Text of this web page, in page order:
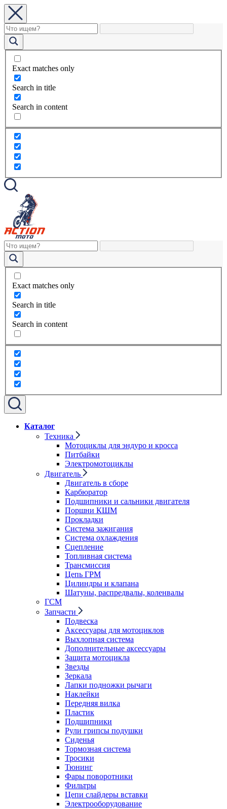
Exact matches only
Search in title
Search in content
Exact matches only
Search in title
Search in content
Каталог
Техника
Мотоциклы для эндуро и кросса
Питбайки
Электромотоциклы
Двигатель
Двигатель в сборе
Карбюратор
Подшипники и сальники двигателя
Поршни КШМ
Прокладки
Система зажигания
Система охлаждения
Сцепление
Топливная система
Трансмиссия
Цепь ГРМ
Цилиндры и клапана
Шатуны, распредвалы, коленвалы
ГСМ
Запчасти
Подвеска
Аксессуары для мотоциклов
Выхлопная система
Дополнительные аксессуары
Защита мотоцикла
Звезды
Зеркала
Лапки подножки рычаги
Наклейки
Передняя вилка
Пластик
Подшипники
Рули грипсы подушки
Сиденья
Тормозная система
Тросики
Тюнинг
Фары поворотники
Фильтры
Цепи слайдеры вставки
Электрооборудование